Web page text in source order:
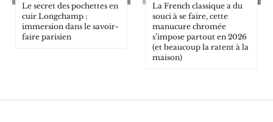
Le secret des pochettes en
cuir Longchamp :
immersion dans le savoir-
faire parisien
La French classique a du
souci à se faire, cette
manucure chromée
s’impose partout en 2026
(et beaucoup la ratent à la
maison)